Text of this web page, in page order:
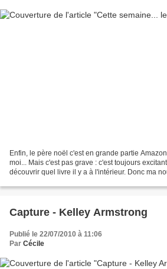
Enfin, le père noël c'est en grande partie
moi... Mais c'est pas grave : c'est toujours
découvrir quel livre il y a à l'intérieur. Donc ma
Capture - Kelley Armstrong
Publié le 22/07/2010 à 11:06
Par Cécile